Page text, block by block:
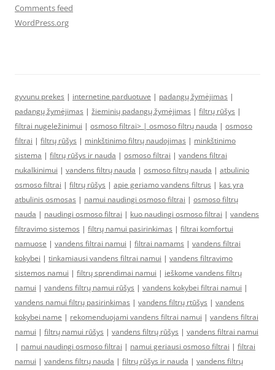
Comments feed
WordPress.org
gyvunu prekes | internetine parduotuve | padangų žymėjimas |
padangų žymėjimas | žieminių padangų žymėjimas | filtrų rūšys |
filtrai nugeležinimui | osmoso filtrai> | osmoso filtrų nauda | osmoso
filtrai | filtrų rūšys | minkštinimo filtrų naudojimas | minkštinimo
sistema | filtrų rūšys ir nauda | osmoso filtrai | vandens filtrai
nukalkinimui | vandens filtrų nauda | osmoso filtrų nauda | atbulinio
osmoso filtrai | filtrų rūšys | apie geriamo vandens filtrus | kas yra
atbulinis osmosas | namui naudingi osmoso filtrai | osmoso filtrų
nauda | naudingi osmoso filtrai | kuo naudingi osmoso filtrai | vandens
filtravimo sistemos | filtrų namui pasirinkimas | filtrai komfortui
namuose | vandens filtrai namui | filtrai namams | vandens filtrai
kokybei | tinkamiausi vandens filtrai namui | vandens filtravimo
sistemos namui | filtrų sprendimai namui | ieškome vandens filtrų
namui | vandens filtrų namui rūšys | vandens kokybei filtrai namui |
vandens namui filtrų pasirinkimas | vandens filtrų rtūšys | vandens
kokybei name | rekomenduojami vandens filtrai namui | vandens filtrai
namui | filtrų namui rūšys | vandens filtrų rūšys | vandens filtrai namui
| namui naudingi osmoso filtrai | namui geriausi osmoso filtrai | filtrai
namui | vandens filtrų nauda | filtrų rūšys ir nauda | vandens filtrų